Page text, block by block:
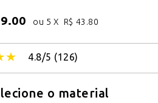
ou 5 X R$ 43.80
4.8/5 (126)
o material